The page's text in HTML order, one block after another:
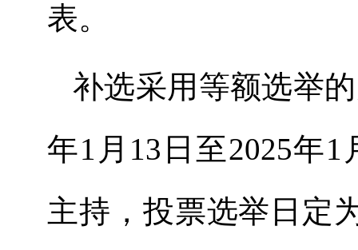
表。
补选采用等额选举
年1 月 13 日至2025年1
主持，投票选举日定